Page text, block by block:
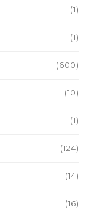
(1)
(1)
(600)
(10)
(1)
(124)
(14)
(16)